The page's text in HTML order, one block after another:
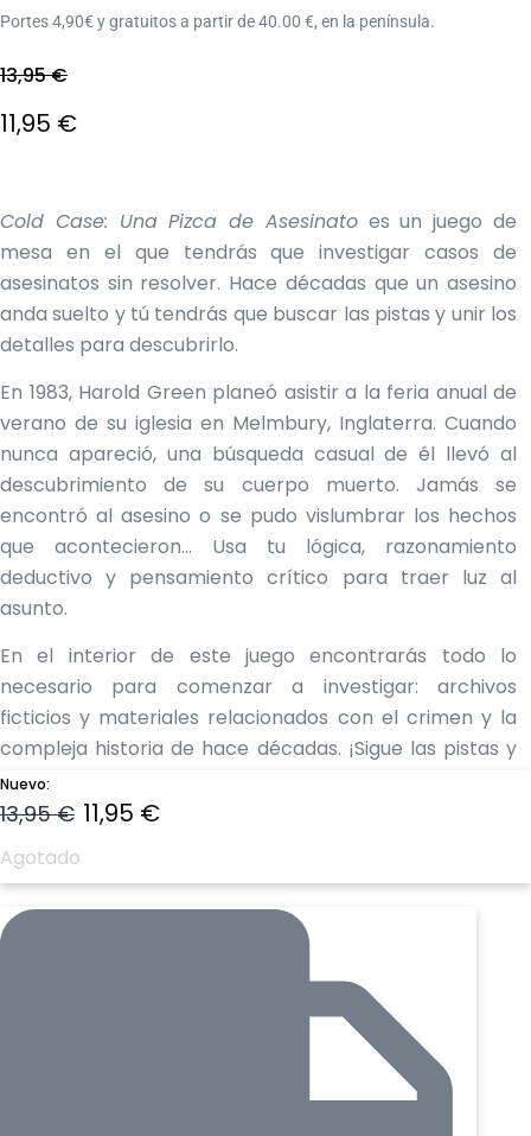
Portes 4,90€ y gratuitos a partir de 40.00 €, en la península.
13,95€
El
original
era:
13,95 €.
11,95 €
precio
actual
es:
11,95 €.
Cold Case: Una Pizca de Asesinatoes un juego de
mesa en el que tendrás que investigar casos de
asesinatos sin resolver. Hace décadas que un asesino
anda suelto y tú tendrás que buscar las pistas y unir los
detalles para descubrirlo.
En 1983, Harold Green planeó asistir a la feria anual de
verano de su iglesia en Melmbury, Inglaterra. Cuando
nunca apareció, una búsqueda casual de él llevó al
descubrimiento de su cuerpo muerto. Jamás se
encontró al asesino o se pudo vislumbrar los hechos
que acontecieron… Usa tu lógica, razonamiento
deductivo y pensamiento crítico para traer luz al
asunto.
En el interior de este juego encontrarás todo lo
necesario para comenzar a investigar: archivos
ficticios y materiales relacionados con el crimen y la
compleja historia de hace décadas. ¡Sigue las pistas y
lleva a los asesinos ante la justicia!
Los jugadores trabajan de forma cooperativa para
estudiar los materiales, buscando pistas en un intento
de resolver el caso. Cuando creen que tienen la
solución correcta, los jugadores tendrán que ir al sitio
web y responden algunas preguntas para determinar
si han resuelto el caso correctamente.
Nuevo:
13,95€ El
original
11,95 €El
actual
Agotado